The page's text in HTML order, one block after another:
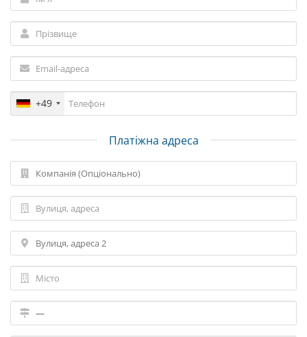
+49
Платіжна адреса